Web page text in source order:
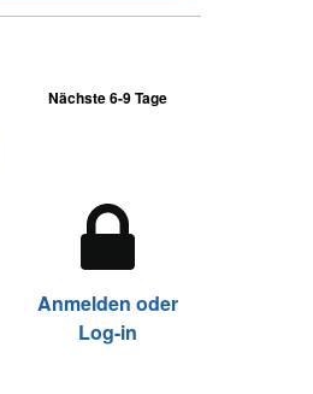
Nächste 6-9 Tage
Anmelden oder
Log-in